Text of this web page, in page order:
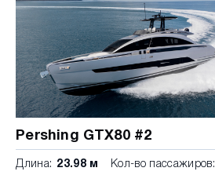
Pershing GTX80 #2
Длина: 23.98 м Кол-во пассажиров: